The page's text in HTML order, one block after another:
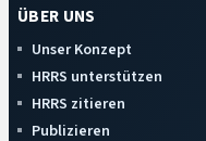
ÜBER UNS
Unser Konzept
HRRS unterstützen
HRRS zitieren
Publizieren